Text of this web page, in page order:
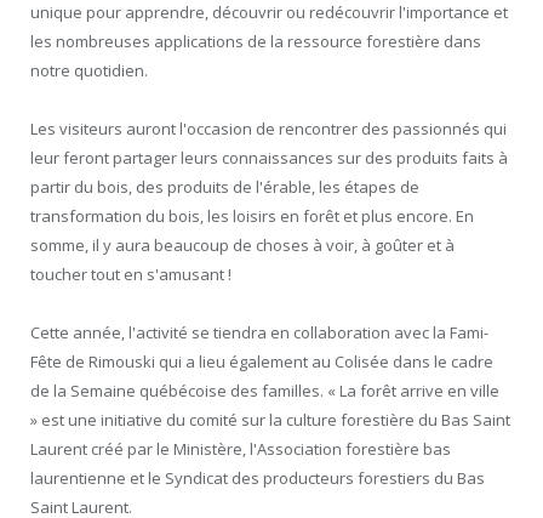
unique pour apprendre, découvrir ou redécouvrir l'importance et
les nombreuses applications de la ressource forestière dans
notre quotidien.
Les visiteurs auront l'occasion de rencontrer des passionnés qui
leur feront partager leurs connaissances sur des produits faits à
partir du bois, des produits de l'érable, les étapes de
transformation du bois, les loisirs en forêt et plus encore. En
somme, il y aura beaucoup de choses à voir, à goûter et à
toucher tout en s'amusant !
Cette année, l'activité se tiendra en collaboration avec la Fami-
Fête de Rimouski qui a lieu également au Colisée dans le cadre
de la Semaine québécoise des familles. « La forêt arrive en ville
» est une initiative du comité sur la culture forestière du Bas Saint
Laurent créé par le Ministère, l'Association forestière bas
laurentienne et le Syndicat des producteurs forestiers du Bas
Saint Laurent.